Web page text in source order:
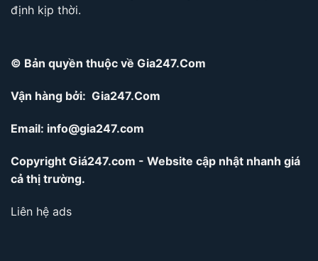
định kịp thời.
© Bản quyền thuộc về Gia247.Com
Vận hàng bởi: Gia247.Com
Email: info@gia247.com
Copyright Giá247.com - Website cập nhật nhanh giá
cả thị trường.
Liên hệ ads